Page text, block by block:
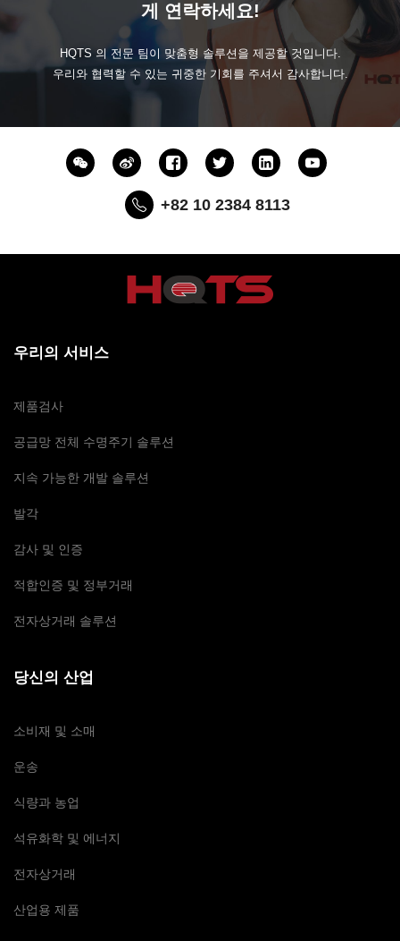
게 연락하세요!
HQTS 의 전문 팀이 맞춤형 솔루션을 제공할 것입니다.
우리와 협력할 수 있는 귀중한 기회를 주셔서 감사합니다.
+82 10 2384 8113
우리의 서비스
제품검사
공급망 전체 수명주기 솔루션
지속 가능한 개발 솔루션
발각
감사 및 인증
적합인증 및 정부거래
전자상거래 솔루션
당신의 산업
소비재 및 소매
운송
식량과 농업
석유화학 및 에너지
전자상거래
산업용 제품